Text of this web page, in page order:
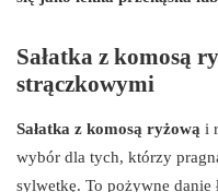
Sałatka z komosą
strączkowymi
Sałatka z komosą ryżową i
wybór dla tych, którzy
sylwetkę. To pożywne danie